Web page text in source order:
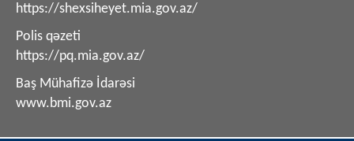
https://shexsiheyet.mia.gov.az/
Polis qəzeti
https://pq.mia.gov.az/
Baş Mühafizə İdarəsi
www.bmi.gov.az